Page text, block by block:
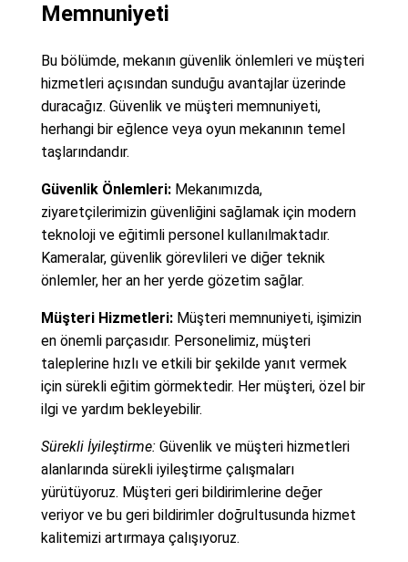
Memnuniyeti
Bu bölümde, mekanın güvenlik önlemleri ve müşteri
hizmetleri açısından sunduğu avantajlar üzerinde
duracağız. Güvenlik ve müşteri memnuniyeti,
herhangi bir eğlence veya oyun mekanının temel
taşlarındandır.
Güvenlik Önlemleri:Mekanımızda,
ziyaretçilerimizin güvenliğini sağlamak için modern
teknoloji ve eğitimli personel kullanılmaktadır.
Kameralar, güvenlik görevlileri ve diğer teknik
önlemler, her an her yerde gözetim sağlar.
Müşteri Hizmetleri:Müşteri memnuniyeti, işimizin
en önemli parçasıdır. Personelimiz, müşteri
taleplerine hızlı ve etkili bir şekilde yanıt vermek
için sürekli eğitim görmektedir. Her müşteri, özel bir
ilgi ve yardım bekleyebilir.
Sürekli İyileştirme:Güvenlik ve müşteri hizmetleri
alanlarında sürekli iyileştirme çalışmaları
yürütüyoruz. Müşteri geri bildirimlerine değer
veriyor ve bu geri bildirimler doğrultusunda hizmet
kalitemizi artırmaya çalışıyoruz.